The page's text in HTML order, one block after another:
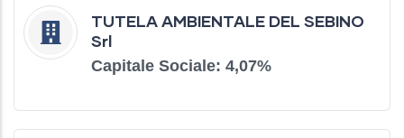
TUTELA AMBIENTALE DEL SEBINO
Srl
Capitale Sociale: 4,07%